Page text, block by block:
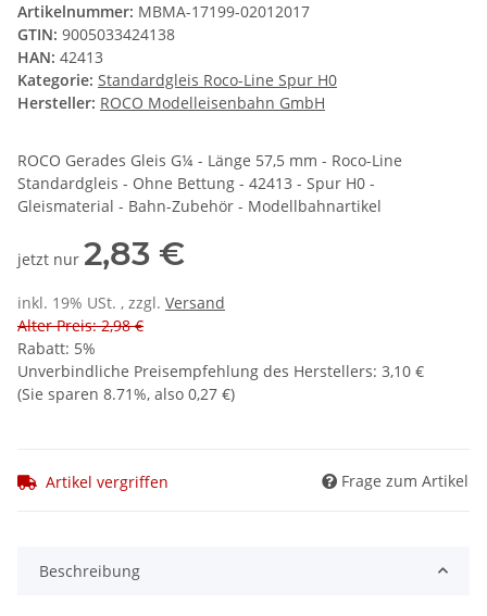
Artikelnummer: MBMA-17199-02012017
GTIN: 9005033424138
HAN: 42413
Kategorie: Standardgleis Roco-Line Spur H0
Hersteller: ROCO Modelleisenbahn GmbH
ROCO Gerades Gleis G¼ - Länge 57,5 mm - Roco-Line
Standardgleis - Ohne Bettung - 42413 - Spur H0 -
Gleismaterial - Bahn-Zubehör - Modellbahnartikel
jetzt nur 2,83 €
inkl. 19% USt. , zzgl. Versand
Alter Preis: 2,98 €
Rabatt: 5%
Unverbindliche Preisempfehlung des Herstellers: 3,10 €
(Sie sparen 8.71%, also 0,27 €)
Artikel vergriffen Frage zum Artikel
Beschreibung